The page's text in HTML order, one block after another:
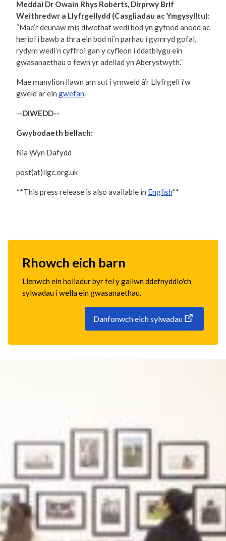
Meddai Dr Owain Rhys Roberts, Dirprwy Brif
Weithredwr a Llyfrgellydd (Casgliadau ac Ymgysylltu):
“Mae’r deunaw mis diwethaf wedi bod yn gyfnod anodd ac
heriol i bawb a thra ein bod ni’n parhau i gymryd gofal,
rydym wedi’n cyffroi gan y cyfleon i ddatblygu ein
gwasanaethau o fewn yr adeilad yn Aberystwyth.”
Mae manylion llawn am sut i ymweld â’r Llyfrgell i’w
gweld ar ein gwefan.
--DIWEDD--
Gwybodaeth bellach:
Nia Wyn Dafydd
post(at)llgc.org.uk
**This press release is also available in English**
Rhowch eich barn
Llenwch ein holiadur byr fel y gallwn ddefnyddio'ch
sylwadau i wella ein gwasanaethau.
Danfonwch eich sylwadau